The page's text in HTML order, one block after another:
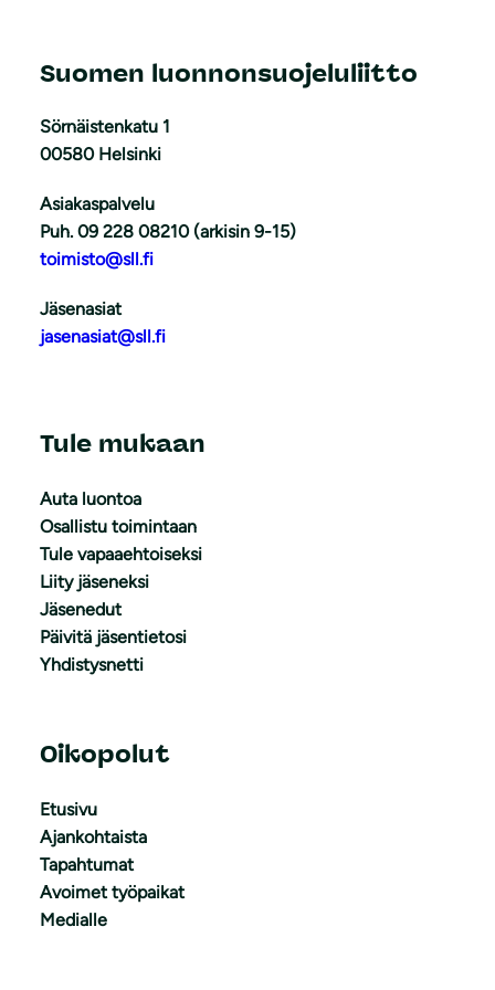
Suomen luonnonsuojeluliitto
Sörnäistenkatu 1
00580 Helsinki
Asiakaspalvelu
Puh. 09 228 08210 (arkisin 9-15)
toimisto@sll.fi
Jäsenasiat
jasenasiat@sll.fi
Tule mukaan
Auta luontoa
Osallistu toimintaan
Tule vapaaehtoiseksi
Liity jäseneksi
Jäsenedut
Päivitä jäsentietosi
Yhdistysnetti
Oikopolut
Etusivu
Ajankohtaista
Tapahtumat
Avoimet työpaikat
Medialle